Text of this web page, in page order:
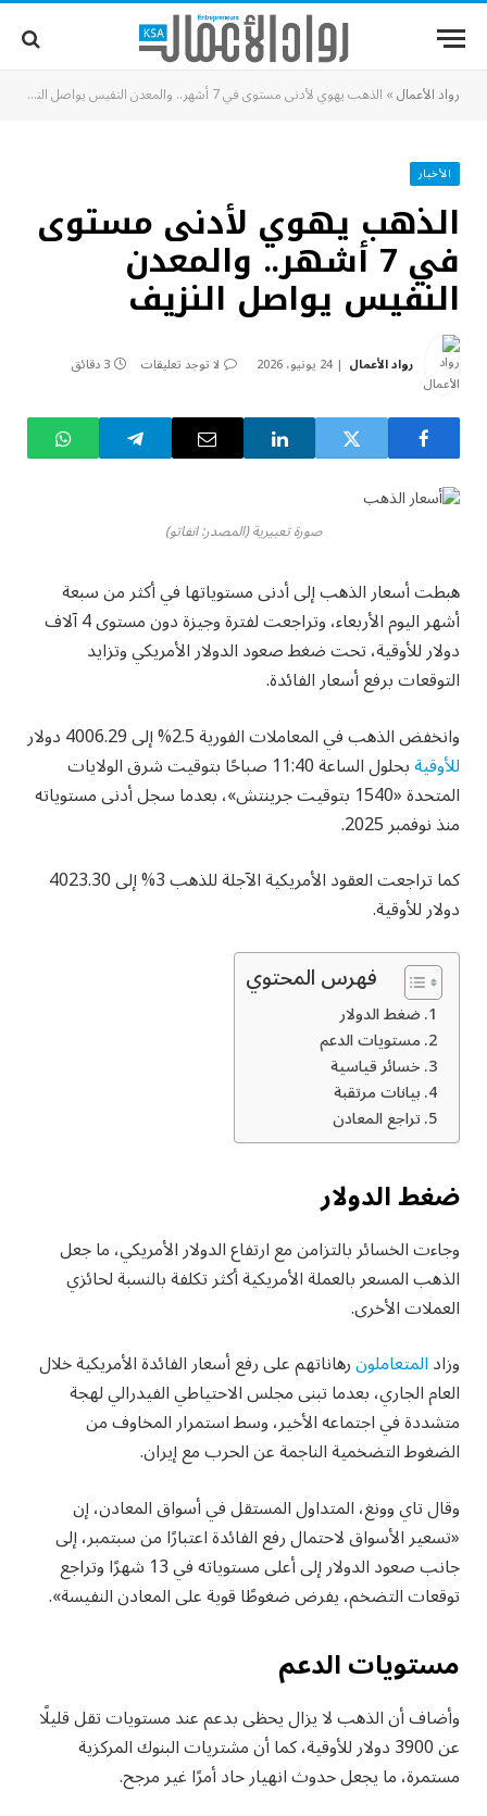
رواد الأعمال» الذهب يهوي لأدنى مستوى في 7 أشهر.. والمعدن النفيس يواصل النزيف
الأخبار
الذهب يهوي لأدنى مستوى
في 7 أشهر.. والمعدن
النفيس يواصل النزيف
رواد الأعمال 24 يونيو، 2026 لا توجد تعليقات 3 دقائق
صورة تعبيرية (المصدر: انفاتو)
هبطت أسعار الذهب إلى أدنى مستوياتها في أكثر من سبعة
أشهر اليوم الأربعاء، وتراجعت لفترة وجيزة دون مستوى 4 آلاف
دولار للأوقية، تحت ضغط صعود الدولار الأمريكي وتزايد
التوقعات برفع أسعار الفائدة.
وانخفض الذهب في المعاملات الفورية 2.5% إلى 4006.29 دولار
للأوقية بحلول الساعة 11:40 صباحًا بتوقيت شرق الولايات
المتحدة «1540 بتوقيت جرينتش»، بعدما سجل أدنى مستوياته
منذ نوفمبر 2025.
كما تراجعت العقود الأمريكية الآجلة للذهب 3% إلى 4023.30
دولار للأوقية.
فهرس المحتوي
ضغط الدولار
مستويات الدعم
خسائر قياسية
بيانات مرتقبة
تراجع المعادن
ضغط الدولار
وجاءت الخسائر بالتزامن مع ارتفاع الدولار الأمريكي، ما جعل
الذهب المسعر بالعملة الأمريكية أكثر تكلفة بالنسبة لحائزي
العملات الأخرى.
وزادالمتعاملونرهاناتهم على رفع أسعار الفائدة الأمريكية خلال
العام الجاري، بعدما تبنى مجلس الاحتياطي الفيدرالي لهجة
متشددة في اجتماعه الأخير، وسط استمرار المخاوف من
الضغوط التضخمية الناجمة عن الحرب مع إيران.
وقال تاي وونغ، المتداول المستقل في أسواق المعادن، إن
«تسعير الأسواق لاحتمال رفع الفائدة اعتبارًا من سبتمبر، إلى
جانب صعود الدولار إلى أعلى مستوياته في 13 شهرًا وتراجع
توقعات التضخم، يفرض ضغوطًا قوية على المعادن النفيسة».
مستويات الدعم
وأضاف أن الذهب لا يزال يحظى بدعم عند مستويات تقل قليلًا
عن 3900 دولار للأوقية، كما أن مشتريات البنوك المركزية
مستمرة، ما يجعل حدوث انهيار حاد أمرًا غير مرجح.